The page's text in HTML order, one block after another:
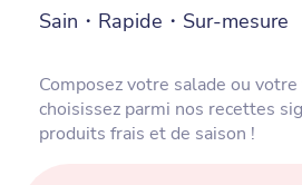
Sain・Rapide・Sur-mesure
Composez votre salade ou
choisissez parmi nos recettes
produits frais et de saison !